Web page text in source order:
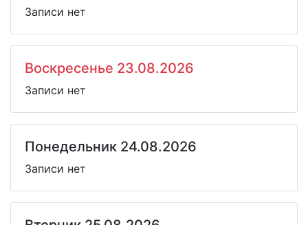
Записи нет
Воскресенье 23.08.2026
Записи нет
Понедельник 24.08.2026
Записи нет